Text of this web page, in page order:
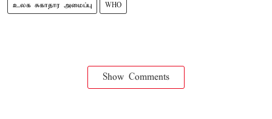
உலக சுகாதார அமைப்பு WHO
Show Comments